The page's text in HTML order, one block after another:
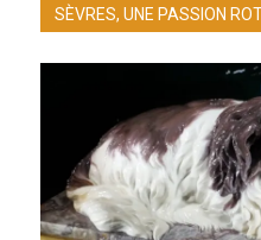
SÈVRES, UNE PASSION